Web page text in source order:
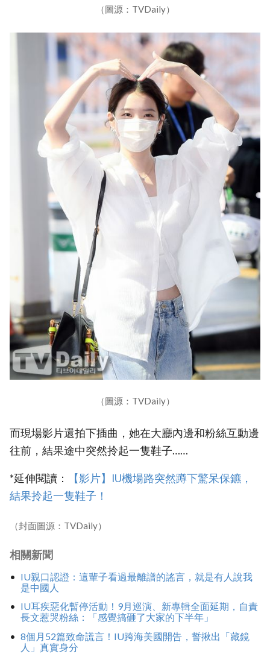
（圖源：TVDaily）
（圖源：TVDaily）
而現場影片還拍下插曲，她在大廳內邊和粉絲互動邊
往前，結果途中突然拎起一隻鞋子……
*延伸閱讀：
‎【影片】IU機場路突然蹲下驚呆保鑣，
結果拎起一隻鞋子！‎
（封面圖源：TVDaily）
相關新聞
IU親口認證：這輩子看過最離譜的謠言，就是有人說我
是中國人
IU耳疾惡化暫停活動！9月巡演、新專輯全面延期，自責
長文惹哭粉絲：「感覺搞砸了大家的下半年」
8個月52篇致命謊言！IU跨海美國開告，誓揪出「藏鏡
人」真實身分